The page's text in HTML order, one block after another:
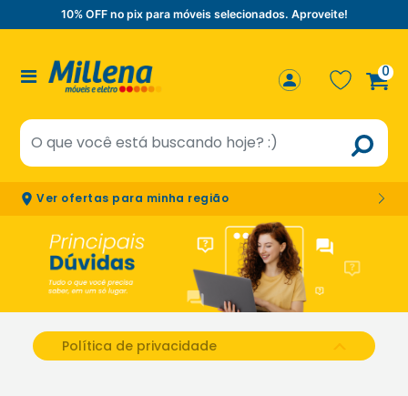
10% OFF no pix para móveis selecionados. Aproveite!
0
Ver ofertas para minha região
Política de privacidade